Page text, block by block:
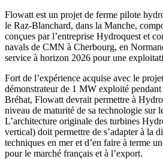
Flowatt est un projet de ferme pilote
le Raz-Blanchard, dans la Manche,
conçues par l’entreprise Hydroquest et
navals de CMN à Cherbourg, en
service à horizon 2026 pour une
Fort de l’expérience acquise avec le
démonstrateur de 1 MW exploité
Bréhat, Flowatt devrait permettre à
niveau de maturité de sa technologie sur
L’architecture originale des turbines
vertical) doit permettre de s’adapter à la
techniques en mer et d’en faire à terme
pour le marché français et à l’export.